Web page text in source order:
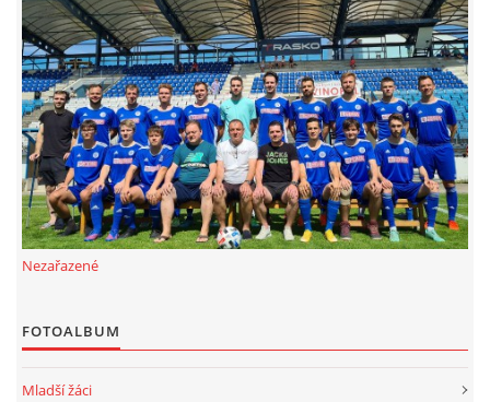
DOTACE
FKD, z.s.
Drnovice 704
68304 Drnovice
ičo 27005305
č.ú. 3227086359 / 0800
© 2026 eStránky.cz |RSS
Nezařazené
FOTOALBUM
Mladší žáci